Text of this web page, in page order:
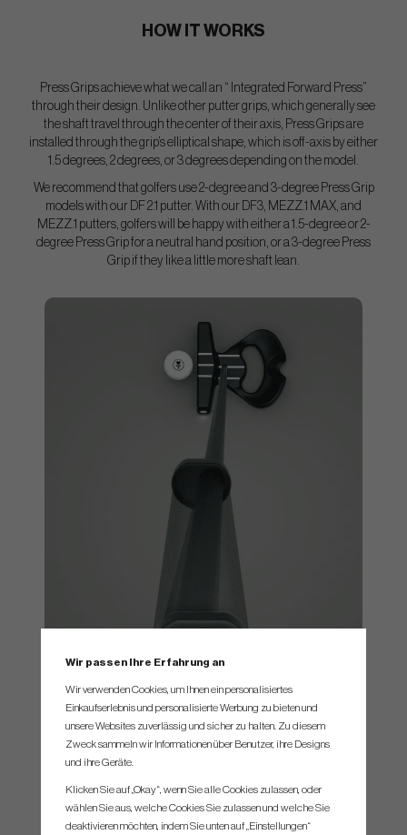
HOW IT WORKS
Press Grips achieve what we call an “ Integrated Forward Press”
through their design. Unlike other putter grips, which generally see
the shaft travel through the center of their axis, Press Grips are
installed through the grip’s elliptical shape, which is off-axis by either
1.5 degrees, 2 degrees, or 3 degrees depending on the model.
We recommend that golfers use 2-degree and 3-degree Press Grip
models with our DF 2.1 putter. With our DF3, MEZZ.1 MAX, and
MEZZ.1 putters, golfers will be happy with either a 1.5-degree or 2-
degree Press Grip for a neutral hand position, or a 3-degree Press
Grip if they like a little more shaft lean.
Wir passen Ihre Erfahrung an
Wir verwenden Cookies, um Ihnen ein personalisiertes
Einkaufserlebnis und personalisierte Werbung zu bieten und
unsere Websites zuverlässig und sicher zu halten. Zu diesem
Zweck sammeln wir Informationen über Benutzer, ihre Designs
und ihre Geräte.
Klicken Sie auf „Okay“, wenn Sie alle Cookies zulassen, oder
wählen Sie aus, welche Cookies Sie zulassen und welche Sie
deaktivieren möchten, indem Sie unten auf „Einstellungen“